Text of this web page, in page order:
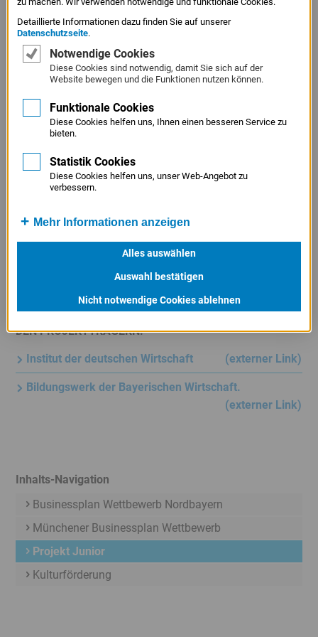
aus Schule und Wirtschaft zur Seite. Die
Miniunternehmen sind auf den Zeitraum eines
Schuljahres begrenzt. Danach werden sie aufgelöst; das
Kapital des Unternehmens wird einschließlich möglicher
Gewinne an die Anteilseigner ausgeschüttet.
Träger desProjekts "Junior"
deutschen Wirtschaft in Köln. Es kooperiert in Bayern mit
München. Die LfA Förderbank Bayern unterstützt das
Projekt auf Landesebene als Exklusivsponsor – für uns
Unternehmertalente entdeckt und gefördert: Die Junior-
Unternehmerinnen und Unternehmer und damit die LfA-
Kunden von morgen.
DEN PROJEKTTRÄGERN:
Institut der deutschen Wirtschaft (externer Link)
Bildungswerk der Bayerischen Wirtschaft.
(externer Link)
Inhalts-Navigation
Businessplan Wettbewerb Nordbayern
Münchener Businessplan Wettbewerb
Projekt Junior
Kulturförderung
Detaillierte Informationen dazu finden Sie auf unserer
Datenschutzseite.
Notwendige Cookies
Diese Cookies sind notwendig, damit Sie sich auf der
Website bewegen und die Funktionen nutzen können.
Funktionale Cookies
Diese Cookies helfen uns, Ihnen einen besseren Service zu
bieten.
Statistik Cookies
Diese Cookies helfen uns, unser Web-Angebot zu
verbessern.
Mehr Informationen anzeigen
Alles auswählen
Auswahl bestätigen
Nicht notwendige Cookies ablehnen